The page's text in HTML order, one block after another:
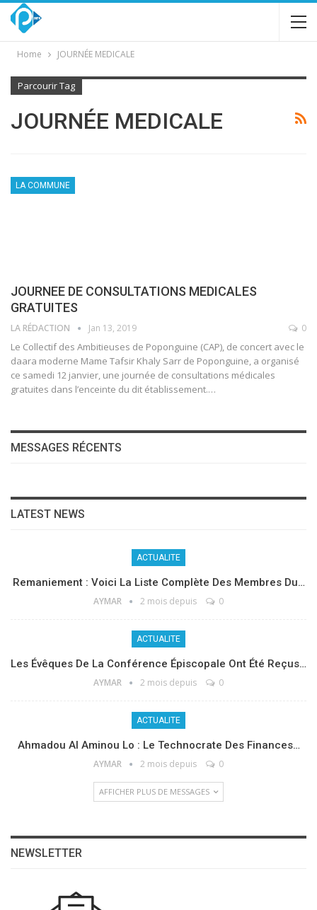
Home JOURNÉE MEDICALE
Parcourir Tag
JOURNÉE MEDICALE
LA COMMUNE
JOURNEE DE CONSULTATIONS MEDICALES
GRATUITES
LA RÉDACTION Jan 13, 2019 0
Le Collectif des Ambitieuses de Poponguine (CAP), de concert avec le
daara moderne Mame Tafsir Khaly Sarr de Poponguine, a organisé
ce samedi 12 janvier, une journée de consultations médicales
gratuites dans l’enceinte du dit établissement.…
MESSAGES RÉCENTS
LATEST NEWS
ACTUALITE
Remaniement : Voici La Liste Complète Des Membres Du…
AYMAR 2 mois depuis 0
ACTUALITE
Les Évêques De La Conférence Épiscopale Ont Été Reçus…
AYMAR 2 mois depuis 0
ACTUALITE
Ahmadou Al Aminou Lo : Le Technocrate Des Finances…
AYMAR 2 mois depuis 0
AFFICHER PLUS DE MESSAGES
NEWSLETTER